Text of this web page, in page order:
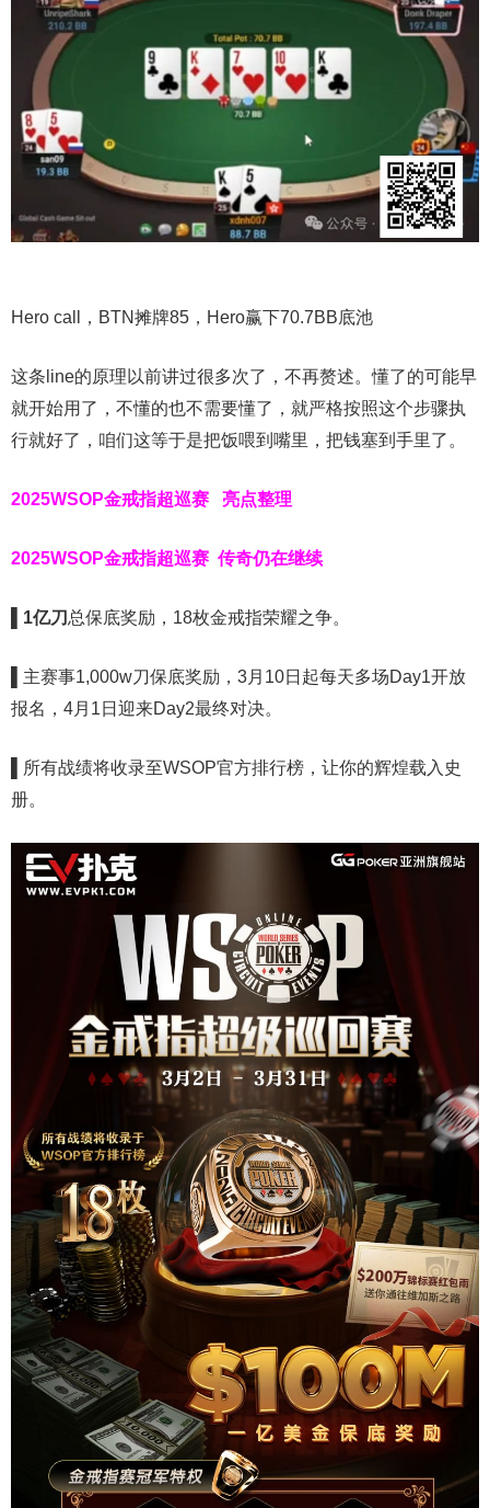
Hero call，BTN摊牌85，Hero赢下70.7BB底池
这条line的原理以前讲过很多次了，不再赘述。懂了的可能早
就开始用了，不懂的也不需要懂了，就严格按照这个步骤执
行就好了，咱们这等于是把饭喂到嘴里，把钱塞到手里了。
2025WSOP金戒指超巡赛 亮点整理
2025WSOP金戒指超巡赛 传奇仍在继续
1亿刀 总保底奖励，18枚金戒指荣耀之争。
主赛事1,000w刀保底奖励，3月10日起每天多场Day1开放
报名，4月1日迎来Day2最终对决。
所有战绩将收录至WSOP官方排行榜，让你的辉煌载入史
册。